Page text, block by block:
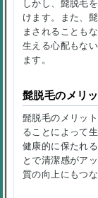
しかし、髭脱毛
けます。また、
まされることも
生える心配もな
ます。
髭脱毛のメリ
髭脱毛のメリッ
ることによって
健康的に保たれ
とで清潔感がア
質の向上にもつな